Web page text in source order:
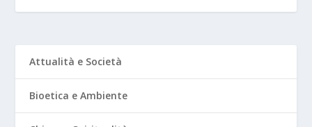
Attualità e Società
Bioetica e Ambiente